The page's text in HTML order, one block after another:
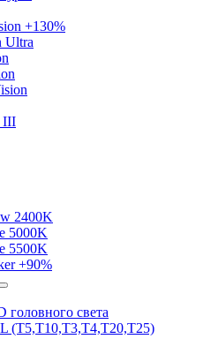
+130%
Ultra
III
2400K
5000K
5500K
+90%
света
(T5,T10,T3,T4,T20,T25)